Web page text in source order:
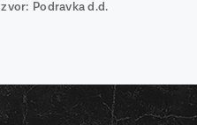
Izvor: Podravka d.d.